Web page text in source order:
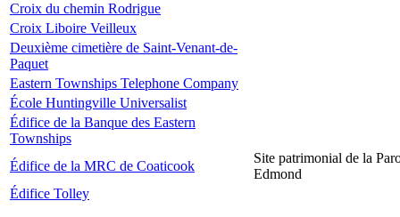
Croix du chemin Rodrigue
Croix Liboire Veilleux
Deuxième cimetière de Saint-Venant-de-
Paquet
Eastern Townships Telephone Company
École Huntingville Universalist
Édifice de la Banque des Eastern
Townships
Édifice de la MRC de Coaticook
Site patrimonial de la
Edmond
Édifice Tolley